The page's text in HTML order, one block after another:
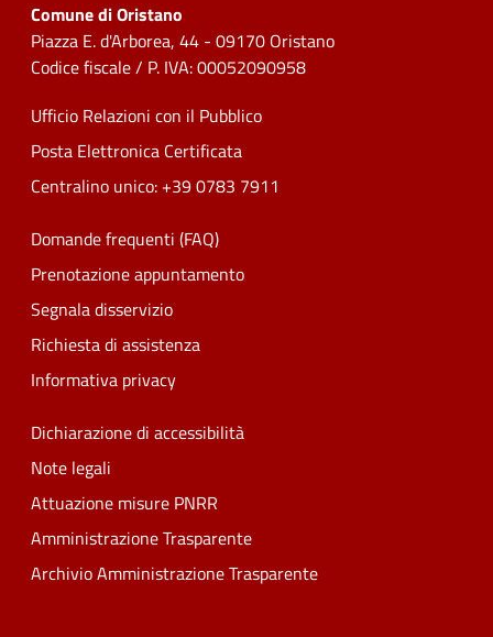
Comune di Oristano
Piazza E. d'Arborea, 44 - 09170 Oristano
Codice fiscale / P. IVA: 00052090958
Ufficio Relazioni con il Pubblico
Posta Elettronica Certificata
Centralino unico: +39 0783 7911
Domande frequenti (FAQ)
Prenotazione appuntamento
Segnala disservizio
Richiesta di assistenza
Informativa privacy
Dichiarazione di accessibilità
Note legali
Attuazione misure PNRR
Amministrazione Trasparente
Archivio Amministrazione Trasparente